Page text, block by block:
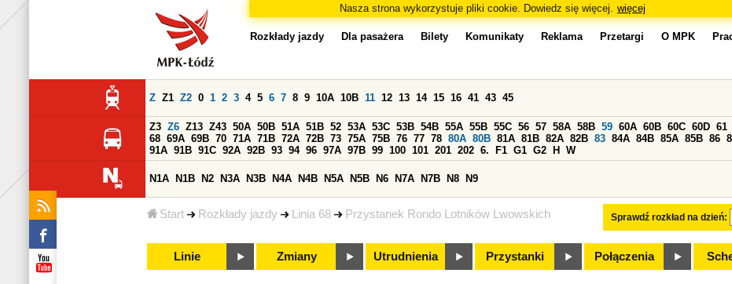
Nasza strona wykorzystuje pliki cookie. Dowiedz się więcej. więcej
Start Rozkłady jazdy Linia 68 Przystanek Rondo Lotników Lwowskich
Rozkłady jazdy Dla pasażera Bilety Komunikaty Reklama Przetargi O MPK
Sprawdź rozkład na dzień:
Z Z1 Z2 0 1 2 3 4 5 6 7 8 9 10A 10B 11 12 13 14 15 16 41 43 45
Z3 Z6 Z13 Z43 50A 50B 51A 51B 52 53A 53C 53B 54B 55A 55B 55C 56 57 58A 58B 59 60A 60B 60C 60D 61
68 69A 69B 70 71A 71B 72A 72B 73 75A 75B 76 77 78 80A 80B 81A 81B 82A 82B 83 84A 84B 85A 85B 86
91A 91B 91C 92A 92B 93 94 96 97A 97B 99 100 101 201 202 6. F1 G1 G2 H W
N1A N1B N2 N3A N3B N4A N4B N5A N5B N6 N7A N7B N8 N9
Linie Zmiany Utrudnienia Przystanki Połączenia